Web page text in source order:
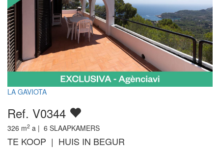
LA GAVIOTA
Ref. V0344
326 m2 a | 6 SLAAPKAMERS
TE KOOP | HUIS IN BEGUR